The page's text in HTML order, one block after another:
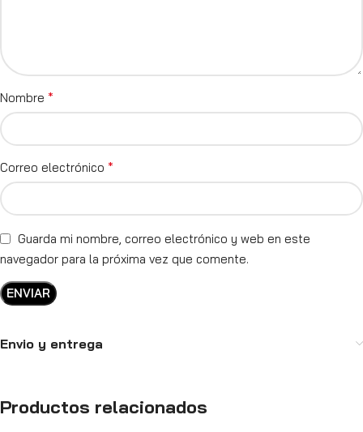
Nombre *
Correo electrónico *
Guarda mi nombre, correo electrónico y web en este
navegador para la próxima vez que comente.
Envio y entrega
Productos relacionados